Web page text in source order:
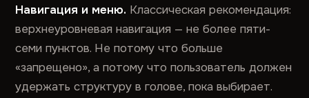
Навигация и меню. Классическая рекомендация:
верхнеуровневая навигация — не более пяти-
семи пунктов. Не потому что больше
«запрещено», а потому что пользователь должен
удержать структуру в голове, пока выбирает.